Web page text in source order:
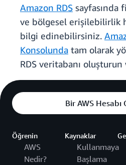
Amazon RDS sayfasında
ve bölgesel erişilebilirlik
bilgi edinebilirsiniz.
Konsolunda tam olarak
RDS veritabanı
Bir AWS
Öğrenin
AWS
Nedir?
Kaynaklar
Kullanmaya
Başlama